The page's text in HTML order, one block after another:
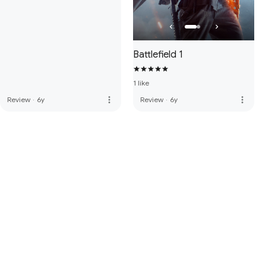
Review · 6y more_vert
Battlefield 1
1 like
Review · 6y more_vert